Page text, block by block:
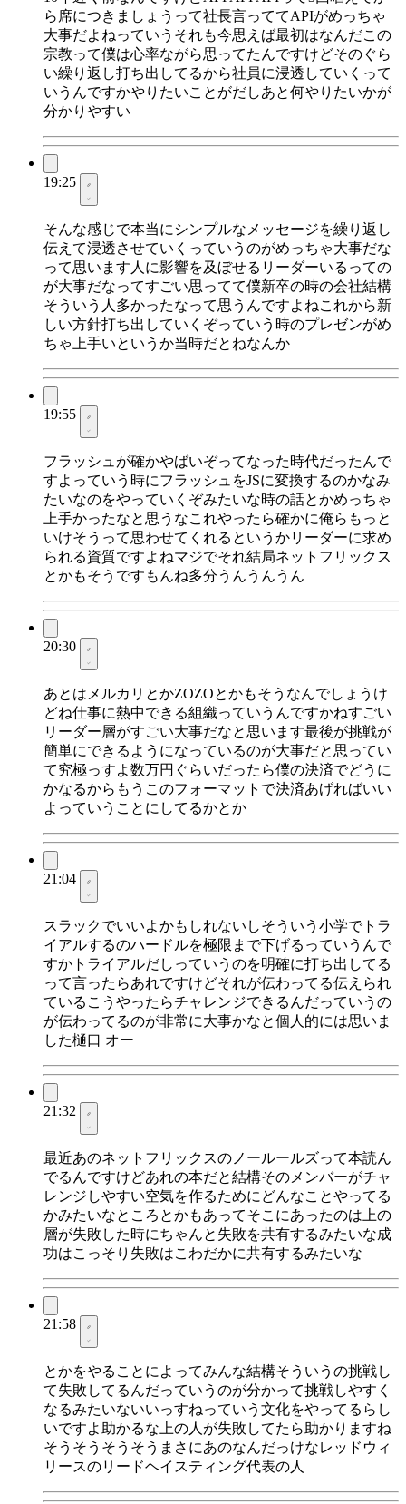
ら席につきましょうって社長言っててAPIがめっちゃ
大事だよねっていうそれも今思えば最初はなんだこの
宗教って僕は心率ながら思ってたんですけどそのぐら
い繰り返し打ち出してるから社員に浸透していくって
いうんですかやりたいことがだしあと何やりたいかが
分かりやすい
19:25
そんな感じで本当にシンプルなメッセージを繰り返し
伝えて浸透させていくっていうのがめっちゃ大事だな
って思います人に影響を及ぼせるリーダーいるっての
が大事だなってすごい思ってて僕新卒の時の会社結構
そういう人多かったなって思うんですよねこれから新
しい方針打ち出していくぞっていう時のプレゼンがめ
ちゃ上手いというか当時だとねなんか
19:55
フラッシュが確かやばいぞってなった時代だったんで
すよっていう時にフラッシュをJSに変換するのかなみ
たいなのをやっていくぞみたいな時の話とかめっちゃ
上手かったなと思うなこれやったら確かに俺らもっと
いけそうって思わせてくれるというかリーダーに求め
られる資質ですよねマジでそれ結局ネットフリックス
とかもそうですもんね多分うんうんうん
20:30
あとはメルカリとかZOZOとかもそうなんでしょうけ
どね仕事に熱中できる組織っていうんですかねすごい
リーダー層がすごい大事だなと思います最後が挑戦が
簡単にできるようになっているのが大事だと思ってい
て究極っすよ数万円ぐらいだったら僕の決済でどうに
かなるからもうこのフォーマットで決済あげればいい
よっていうことにしてるかとか
21:04
スラックでいいよかもしれないしそういう小学でトラ
イアルするのハードルを極限まで下げるっていうんで
すかトライアルだしっていうのを明確に打ち出してる
って言ったらあれですけどそれが伝わってる伝えられ
ているこうやったらチャレンジできるんだっていうの
が伝わってるのが非常に大事かなと個人的には思いま
した樋口 オー
21:32
最近あのネットフリックスのノールールズって本読ん
でるんですけどあれの本だと結構そのメンバーがチャ
レンジしやすい空気を作るためにどんなことやってる
かみたいなところとかもあってそこにあったのは上の
層が失敗した時にちゃんと失敗を共有するみたいな成
功はこっそり失敗はこわだかに共有するみたいな
21:58
とかをやることによってみんな結構そういうの挑戦し
て失敗してるんだっていうのが分かって挑戦しやすく
なるみたいないいっすねっていう文化をやってるらし
いですよ助かるな上の人が失敗してたら助かりますね
そうそうそうそうまさにあのなんだっけなレッドウィ
リースのリードヘイスティング代表の人